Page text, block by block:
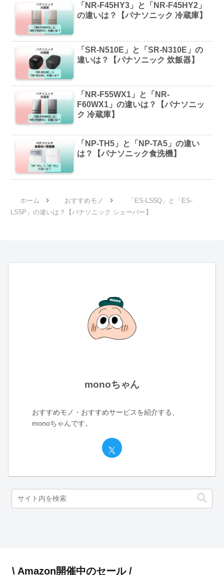
「NR-F45HY3」と「NR-F45HY2」
の違いは？【パナソニック 冷蔵庫】
「SR-N510E」と「SR-N310E」の
違いは？【パナソニック 炊飯器】
「NR-F55WX1」と「NR-
F60WX1」の違いは？【パナソニッ
ク 冷蔵庫】
「NP-TH5」と「NP-TA5」の違い
は？【パナソニック食洗機】
ホーム おすすめモノ
「ES-LS5Q」と「ES-
LS5P」の違いは？【パナソニック シェーバー】
monoちゃん
おすすめモノ・おすすめサービスを紹介する、
monoちゃんです。
\ Amazon開催中のセール /